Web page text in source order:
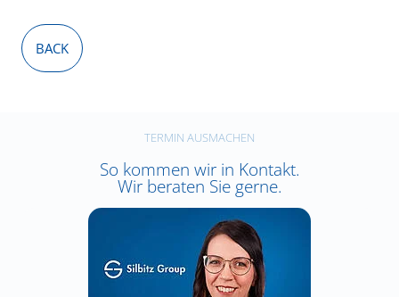
BACK
TERMIN AUSMACHEN
So kommen wir in Kontakt.
Wir beraten Sie gerne.